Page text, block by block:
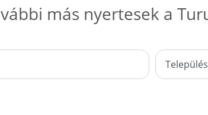
más nyertesek a